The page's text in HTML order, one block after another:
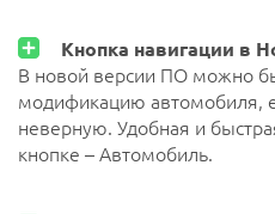
Кнопка навигации в
В новой версии ПО можно
модификацию автомобиля,
неверную. Удобная и
кнопке – Автомобиль.